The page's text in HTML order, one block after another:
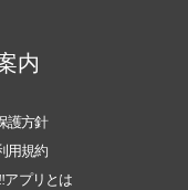
内
護方針
用規約
アプリとは